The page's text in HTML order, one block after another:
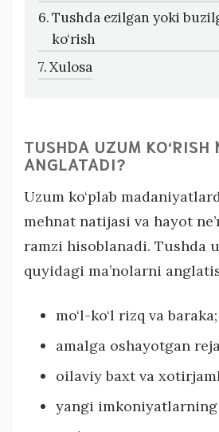
Tushda ezilgan yoki
ko‘rish
Xulosa
TUSHDA UZUM KO‘RISH
ANGLATADI?
Uzum ko‘plab
mehnat natijasi va hayot
ramzi hisoblanadi. Tushda
quyidagi ma’nolarni
mo‘l-ko‘l rizq va baraka;
amalga oshayotgan
oilaviy baxt va
yangi imkoniyatlarning